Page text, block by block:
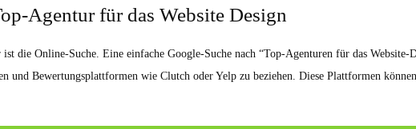
Agentur für das Website Design
die Online-Suche. Eine einfache Google-Suche nach “Top-Agenturen für das
und Bewertungsplattformen wie Clutch oder Yelp zu beziehen. Diese Plattformen